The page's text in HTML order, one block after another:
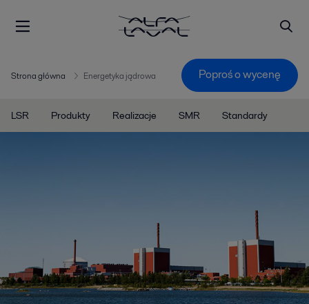
Strona główna Energetyka jądrowa Poproś o wycenę
LSR Produkty Realizacje SMR Standardy